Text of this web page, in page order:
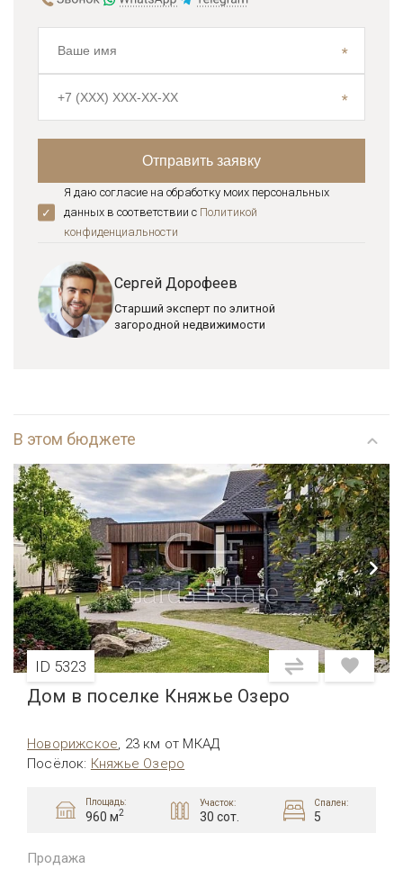
Я даю согласие на обработку моих персональных
данных в соответствии с Политикой
конфиденциальноcти
Сергей Дорофеев
Старший эксперт по элитной
загородной недвижимости
В этом бюджете
ID 5323
Дом в поселке Княжье Озеро
Новорижское, 23 км от МКАД
Посёлок: Княжье Озеро
Площадь:
960 м2
Участок:
30 сот.
Спален:
5
Продажа